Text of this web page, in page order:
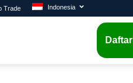
Trade Indonesia